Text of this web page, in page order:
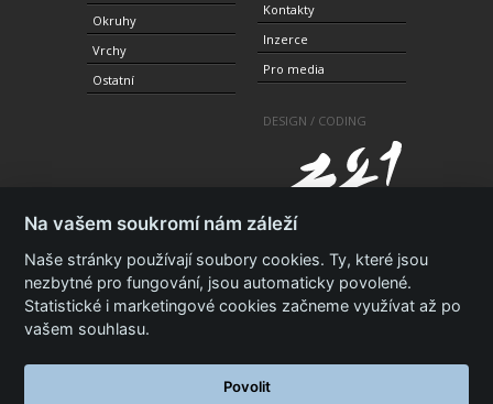
Okruhy
Vrchy
Ostatní
Kontakty
Inzerce
Pro media
DESIGN / CODING
© 2010-2021 Copyright Motolevel. Všechna práva
vyhrazena.
3696
Na vašem soukromí nám záleží
Naše stránky používají soubory cookies. Ty, které jsou
nezbytné pro fungování, jsou automaticky povolené.
Statistické i marketingové cookies začneme využívat až po
vašem souhlasu.
Povolit